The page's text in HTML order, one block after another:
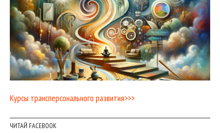
Курсы трансперсонального развития>>>
ЧИТАЙ FACEBOOK